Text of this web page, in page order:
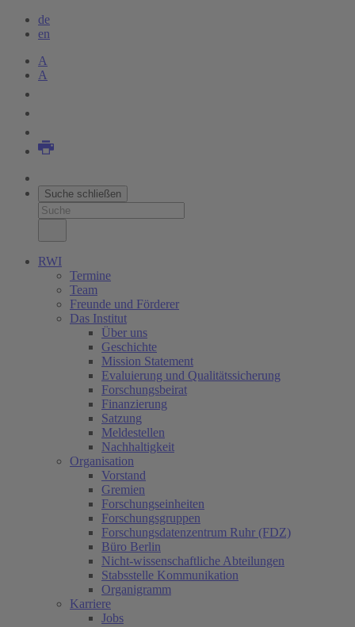
de
en
A
A
Suche schließen
RWI
Termine
Team
Freunde und Förderer
Das Institut
Über uns
Geschichte
Mission Statement
Evaluierung und Qualitätssicherung
Forschungsbeirat
Finanzierung
Satzung
Meldestellen
Nachhaltigkeit
Organisation
Vorstand
Gremien
Forschungseinheiten
Forschungsgruppen
Forschungsdatenzentrum Ruhr (FDZ)
Büro Berlin
Nicht-wissenschaftliche Abteilungen
Stabsstelle Kommunikation
Organigramm
Karriere
Jobs